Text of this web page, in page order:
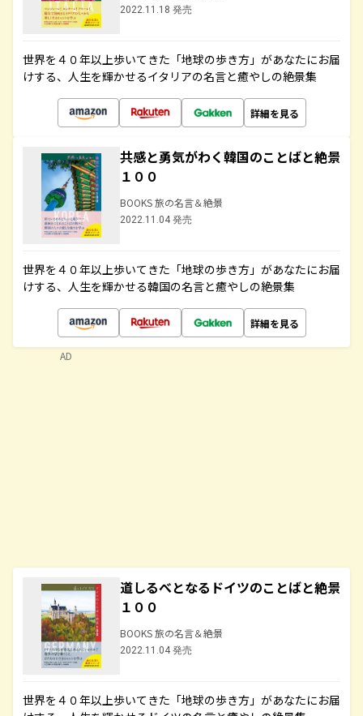
2022.11.18 発売
世界を４０年以上歩いてきた「地球の歩き方」があなたにお届
けする、人生を輝かせるイタリアの名言と癒やしの絶景集
詳細を見る
共感と勇気がわく韓国のことばと絶景
１００
BOOKS 旅の名言＆絶景
2022.11.04 発売
世界を４０年以上歩いてきた「地球の歩き方」があなたにお届
けする、人生を輝かせる韓国の名言と癒やしの絶景集
詳細を見る
道しるべとなるドイツのことばと絶景
１００
BOOKS 旅の名言＆絶景
2022.11.04 発売
世界を４０年以上歩いてきた「地球の歩き方」があなたにお届
AD